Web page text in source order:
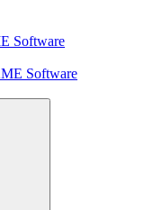
Software
Software